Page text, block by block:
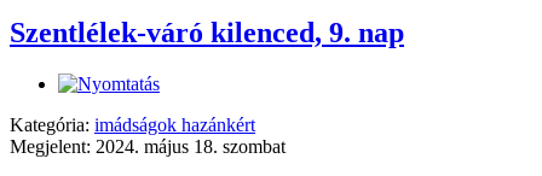
Szentlélek-váró kilenced, 9. nap
Kategória: imádságok hazánkért
Megjelent: 2024. május 18. szombat